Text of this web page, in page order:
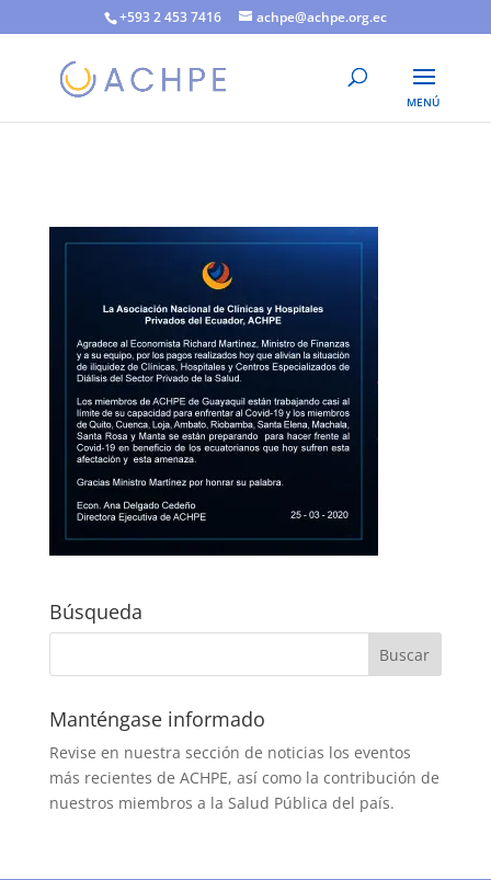
+593 2 453 7416 achpe@achpe.org.ec
Búsqueda
Manténgase informado
Revise en nuestra sección de noticias los eventos
más recientes de ACHPE, así como la contribución de
nuestros miembros a la Salud Pública del país.